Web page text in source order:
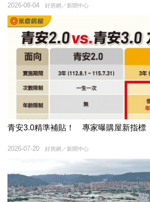
好房網／新聞中心
2026-08-04
青安3.0精準補貼！ 專家曝購屋新指標
好房網／新聞中心
2026-07-20